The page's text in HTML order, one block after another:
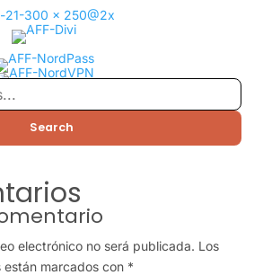
Search
electrónico no será publicada. Los
marcados con *